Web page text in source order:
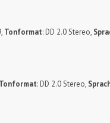
Tonformat: DD 2.0 Stereo,
Tonformat: DD 2.0 Stereo,